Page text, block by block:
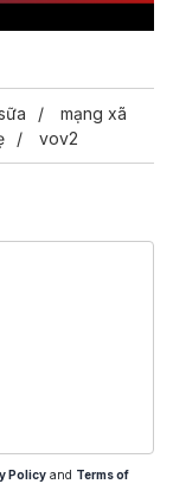
mạng xã
vov2
Policy and Terms of